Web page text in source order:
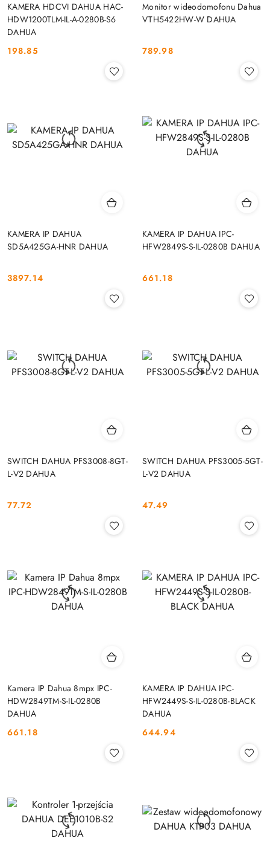
KAMERA HDCVI DAHUA HAC-
HDW1200TLM-IL-A-0280B-S6
DAHUA
Cena:
198.85
Monitor wideodomofonu Dahua
VTH5422HW-W DAHUA
Cena:
789.98
KAMERA IP DAHUA
SD5A425GA-HNR DAHUA
Cena:
3897.14
KAMERA IP DAHUA IPC-
HFW2849S-S-IL-0280B DAHUA
Cena:
661.18
SWITCH DAHUA PFS3008-8GT-
L-V2 DAHUA
Cena:
77.72
SWITCH DAHUA PFS3005-5GT-
L-V2 DAHUA
Cena:
47.49
Kamera IP Dahua 8mpx IPC-
HDW2849TM-S-IL-0280B
DAHUA
Cena:
661.18
KAMERA IP DAHUA IPC-
HFW2449S-S-IL-0280B-BLACK
DAHUA
Cena:
644.94